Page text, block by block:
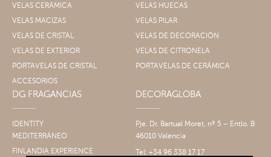
VELAS CERÁMICA
VELAS HUECAS
VELAS MACIZAS
VELAS PILAR
VELAS DE CRISTAL
VELAS DE DECORACIÓN
VELAS DE EXTERIOR
VELAS DE CITRONELA
PORTAVELAS DE CRISTAL
PORTAVELAS DE CERÁMICA
ACCESORIOS
DG FRAGANCIAS
IDENTITY
MEDITERRÁNEO
FINLANDIA EXPERIENCE
DECORAGLOBA
Pje. Dr. Bartual Moret, nº 5 – Entlo. B
46010 Valencia
Tel: +34 96 338 17 17